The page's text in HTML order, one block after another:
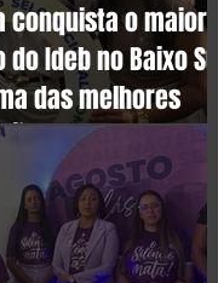
conquista o maior
Ideb no Baixo Sul
das melhores